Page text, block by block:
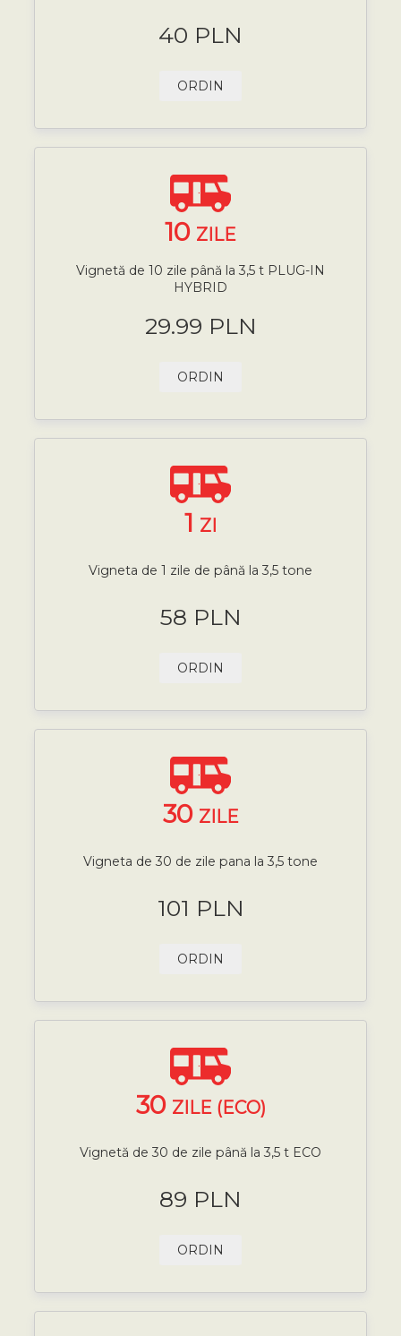
40 PLN
ORDIN
10 ZILE
Vignetă de 10 zile până la 3,5 t PLUG-IN
HYBRID
29.99 PLN
ORDIN
1 ZI
Vigneta de 1 zile de până la 3,5 tone
58 PLN
ORDIN
30 ZILE
Vigneta de 30 de zile pana la 3,5 tone
101 PLN
ORDIN
30 ZILE (ECO)
Vignetă de 30 de zile până la 3,5 t ECO
89 PLN
ORDIN